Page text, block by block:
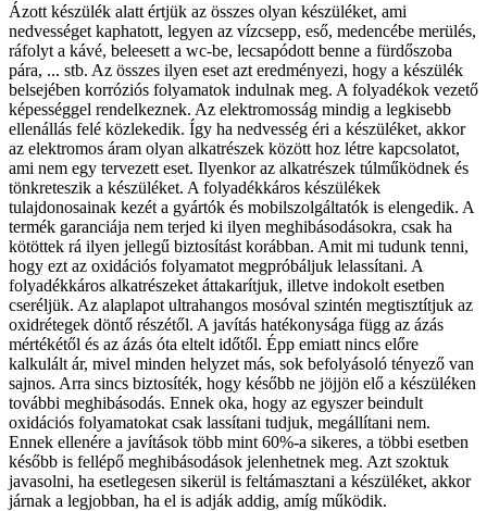
Ázott készülék alatt értjük az összes olyan készüléket, ami
nedvességet kaphatott, legyen az vízcsepp, eső, medencébe merülés,
ráfolyt a kávé, beleesett a wc-be, lecsapódott benne a fürdőszoba
pára, ... stb. Az összes ilyen eset azt eredményezi, hogy a készülék
belsejében korróziós folyamatok indulnak meg. A folyadékok vezető
képességgel rendelkeznek. Az elektromosság mindig a legkisebb
ellenállás felé közlekedik. Így ha nedvesség éri a készüléket, akkor
az elektromos áram olyan alkatrészek között hoz létre kapcsolatot,
ami nem egy tervezett eset. Ilyenkor az alkatrészek túlműködnek és
tönkreteszik a készüléket. A folyadékkáros készülékek
tulajdonosainak kezét a gyártók és mobilszolgáltatók is elengedik. A
termék garanciája nem terjed ki ilyen meghibásodásokra, csak ha
kötöttek rá ilyen jellegű biztosítást korábban. Amit mi tudunk tenni,
hogy ezt az oxidációs folyamatot megpróbáljuk lelassítani. A
folyadékkáros alkatrészeket áttakarítjuk, illetve indokolt esetben
cseréljük. Az alaplapot ultrahangos mosóval szintén megtisztítjuk az
oxidrétegek döntő részétől. A javítás hatékonysága függ az ázás
mértékétől és az ázás óta eltelt időtől. Épp emiatt nincs előre
kalkulált ár, mivel minden helyzet más, sok befolyásoló tényező van
sajnos. Arra sincs biztosíték, hogy később ne jöjjön elő a készüléken
további meghibásodás. Ennek oka, hogy az egyszer beindult
oxidációs folyamatokat csak lassítani tudjuk, megállítani nem.
Ennek ellenére a javítások több mint 60%-a sikeres, a többi esetben
később is fellépő meghibásodások jelenhetnek meg. Azt szoktuk
javasolni, ha esetlegesen sikerül is feltámasztani a készüléket, akkor
járnak a legjobban, ha el is adják addig, amíg működik.